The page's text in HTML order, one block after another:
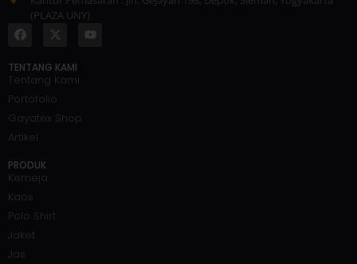
(PLAZA UNY)
TENTANG KAMI
Tentang Kami
Portofolio
Gayatex Shop
Artikel
PRODUK
Kemeja
Kaos
Polo Shirt
Jaket
Jas